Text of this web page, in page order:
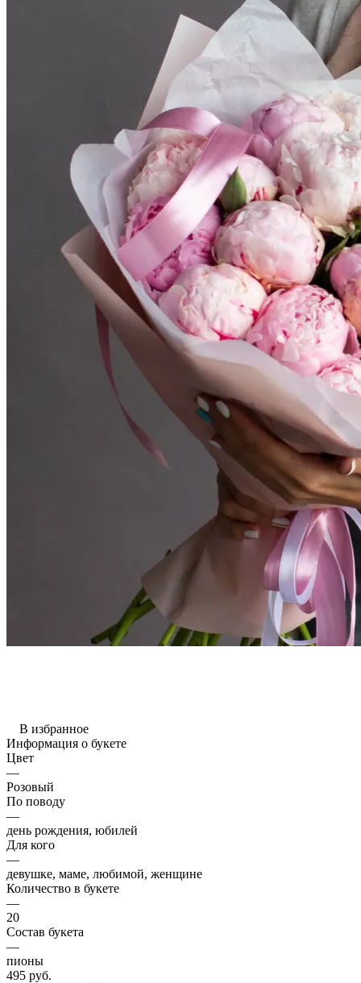
В избранное
Информация о букете
Цвет
—
Розовый
По поводу
—
день рождения, юбилей
Для кого
—
девушке, маме, любимой, женщине
Количество в букете
—
20
Состав букета
—
пионы
495 руб.